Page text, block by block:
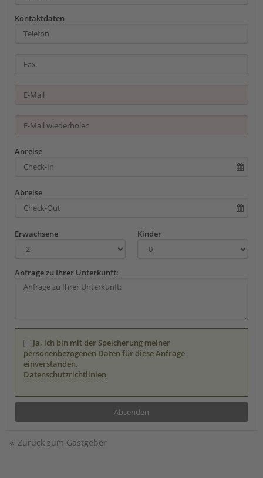
Kontaktdaten
Anreise
Abreise
Erwachsene Kinder
Anfrage zu Ihrer Unterkunft:
Ja, ich bin mit der Speicherung meiner
personenbezogenen Daten für diese Anfrage
einverstanden.
Datenschutzrichtlinien
Zurück zum Gastgeber